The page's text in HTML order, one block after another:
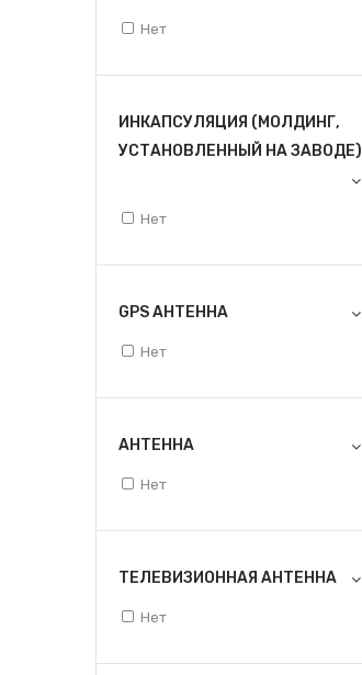
Нет
ИНКАПСУЛЯЦИЯ (МОЛДИНГ,
УСТАНОВЛЕННЫЙ НА ЗАВОДЕ)
Нет
GPS АНТЕННА
Нет
АНТЕННА
Нет
ТЕЛЕВИЗИОННАЯ АНТЕННА
Нет